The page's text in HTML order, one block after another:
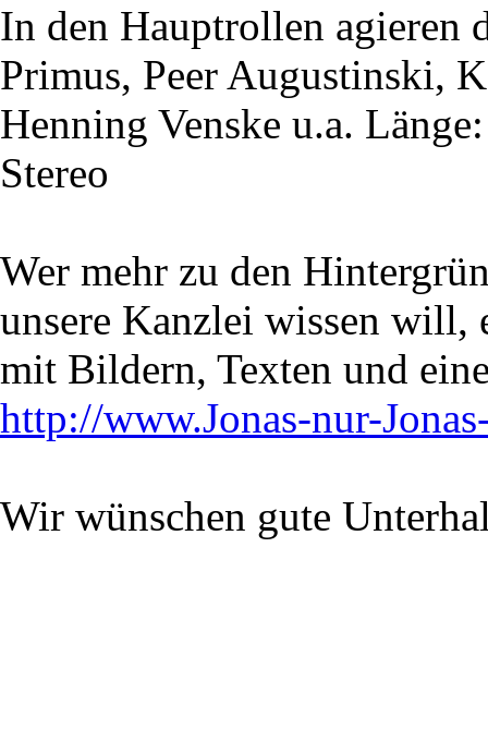
In den Hauptrollen agieren
Primus, Peer Augustinski,
Henning Venske u.a.
Stereo
Wer mehr zu den
unsere Kanzlei wissen will,
mit Bildern, Texten und
http://www.Jonas-nur-
Wir wünschen gute